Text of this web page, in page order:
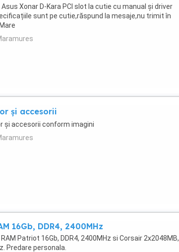
Xonar D-Kara PCI slot la cutie cu manual și driver
sunt pe cutie,răspund la mesaje,nu trimit în
și accesorii
și accesorii conform imagini
16Gb, DDR4, 2400MHz
Patriot 16Gb, DDR4, 2400MHz si Corsair 2x2048MB,
Predare personala.